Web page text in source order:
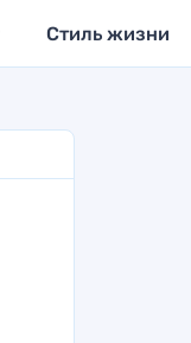
Стиль жизни